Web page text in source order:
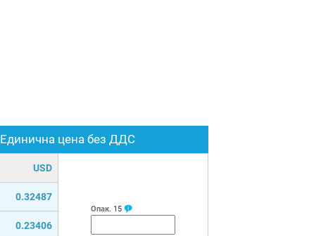
Единична цена без ДДС
USD
0.32487
0.23406
Опак. 15